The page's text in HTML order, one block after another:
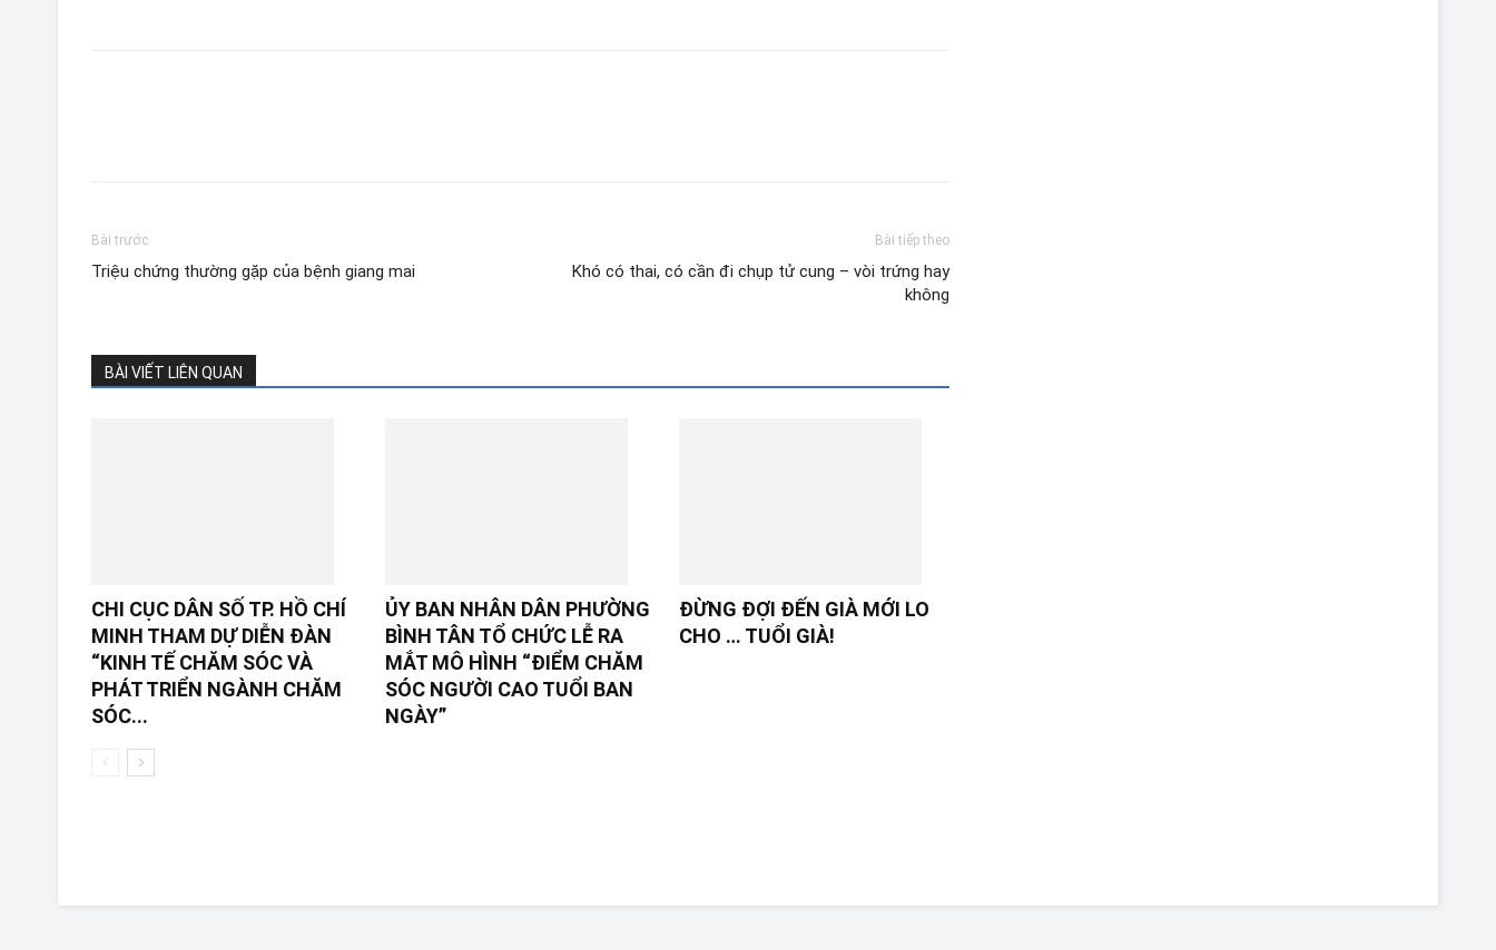
Bài trước
Triệu chứng thường gặp của bệnh giang mai
Bài tiếp theo
Khó có thai, có cần đi chụp tử cung – vòi trứng hay
không
BÀI VIẾT LIÊN QUAN
CHI CỤC DÂN SỐ TP. HỒ CHÍ
MINH THAM DỰ DIỄN ĐÀN
“KINH TẾ CHĂM SÓC VÀ
PHÁT TRIỂN NGÀNH CHĂM
SÓC...
ỦY BAN NHÂN DÂN PHƯỜNG
BÌNH TÂN TỔ CHỨC LỄ RA
MẮT MÔ HÌNH “ĐIỂM CHĂM
SÓC NGƯỜI CAO TUỔI BAN
NGÀY”
ĐỪNG ĐỢI ĐẾN GIÀ MỚI LO
CHO … TUỔI GIÀ!